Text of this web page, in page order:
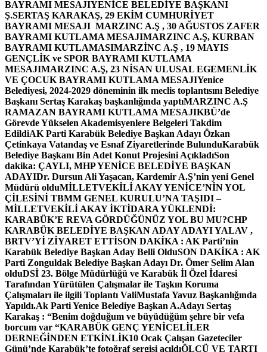
BAYRAMI MESAJIYENİCE BELEDİYE BAŞKANI
Ş.SERTAŞ KARAKAŞ, 29 EKİM CUMHURİYET
BAYRAMI MESAJI MARZINC A.Ş , 30 AĞUSTOS ZAFER
BAYRAMI KUTLAMA MESAJIMARZINC A.Ş, KURBAN
BAYRAMI KUTLAMASIMARZİNC A.Ş , 19 MAYIS
GENÇLİK ve SPOR BAYRAMI KUTLAMA
MESAJIMARZINC A.Ş, 23 NİSAN ULUSAL EGEMENLİK
VE ÇOCUK BAYRAMI KUTLAMA MESAJIYenice
Belediyesi, 2024-2029 döneminin ilk meclis toplantısını Belediye
Başkanı Sertaş Karakaş başkanlığında yaptıMARZINC A.Ş
RAMAZAN BAYRAMI KUTLAMA MESAJIKBÜ’de
Görevde Yükselen Akademisyenlere Belgeleri Takdim
EdildiAK Parti Karabük Belediye Başkan Adayı Özkan
Çetinkaya Vatandaş ve Esnaf Ziyaretlerinde BulunduKarabük
Belediye Başkanı Bin Adet Konut Projesini AçıkladıSon
dakika: ÇAYLI, MHP YENİCE BELEDİYE BAŞKAN
ADAYIDr. Dursun Ali Yaşacan, Kardemir A.Ş’nin yeni Genel
Müdürü olduMİLLETVEKİLİ AKAY YENİCE’NİN YOL
ÇİLESİNİ TBMM GENEL KURULU’NA TAŞIDI –
MİLLETVEKİLİ AKAY İKTİDARA YÜKLENDİ:
KARABÜK’E REVA GÖRDÜĞÜNÜZ YOL BU MU?CHP
KARABÜK BELEDİYE BAŞKAN ADAY ADAYI YALAV ,
BRTV’Yİ ZİYARET ETTİSON DAKİKA : AK Parti’nin
Karabük Belediye Başkan Aday Belli OlduSON DAKİKA : AK
Parti Zonguldak Belediye Başkan Adayı Dr. Ömer Selim Alan
olduDSİ 23. Bölge Müdürlüğü ve Karabük İl Özel İdaresi
Tarafından Yürütülen Çalışmalar ile Taşkın Koruma
Çalışmaları ile ilgili Toplantı ValiMustafa Yavuz Başkanlığında
Yapıldı.Ak Parti Yenice Belediye Başkan A.Adayı Sertaş
Karakaş : “Benim doğduğum ve büyüdüğüm şehre bir vefa
borcum var “KARABÜK GENÇ YENİCELİLER
DERNEĞİNDEN ETKİNLİK10 Ocak Çalışan Gazeteciler
Günü’nde Karabük’te fotoğraf sergisi açıldıÖLÇÜ VE TARTI